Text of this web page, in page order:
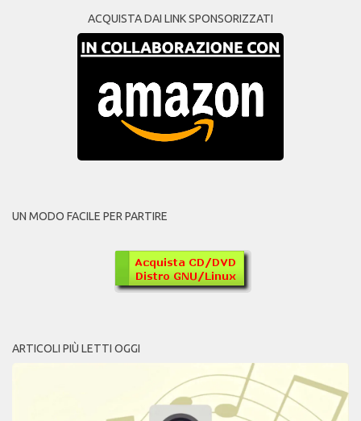
ACQUISTA DAI LINK SPONSORIZZATI
UN MODO FACILE PER PARTIRE
ARTICOLI PIÙ LETTI OGGI